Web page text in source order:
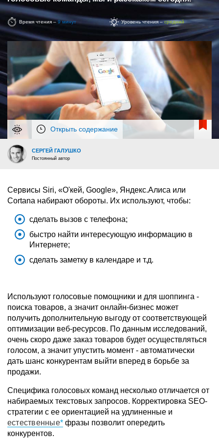
Время чтения –9 минут Уровень чтения –средний
Открыть содержание
СЕРГЕЙ ГАЛУШКО
Постоянный автор
Сервисы Siri, «О'кей, Google», Яндекс.Алиса или
Cortana набирают обороты. Их используют, чтобы:
сделать вызов с телефона;
быстро найти интересующую информацию в
Интернете;
сделать заметку в календаре и т.д.
Используют голосовые помощники и для шоппинга -
поиска товаров, а значит онлайн-бизнес может
получить дополнительную выгоду от соответствующей
оптимизации веб-ресурсов. По данным исследований,
очень скоро даже заказ товаров будет осуществляться
голосом, а значит упустить момент - автоматически
дать шанс конкурентам выйти вперед в борьбе за
продажи.
Специфика голосовых команд несколько отличается от
набираемых текстовых запросов. Корректировка SEO-
стратегии с ее ориентацией на удлиненные и
естественные фразы позволит опередить
конкурентов.